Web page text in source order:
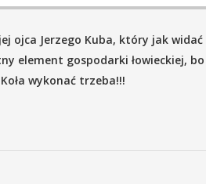
ojca Jerzego Kuba, który jak widać
element gospodarki łowieckiej, bo
wykonać trzeba!!!